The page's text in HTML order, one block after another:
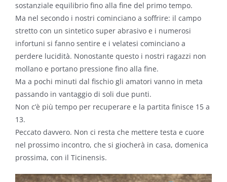
sostanziale equilibrio fino alla fine del primo tempo.
Ma nel secondo i nostri cominciano a soffrire: il campo
stretto con un sintetico super abrasivo e i numerosi
infortuni si fanno sentire e i velatesi cominciano a
perdere lucidità. Nonostante questo i nostri ragazzi non
mollano e portano pressione fino alla fine.
Ma a pochi minuti dal fischio gli amatori vanno in meta
passando in vantaggio di soli due punti.
Non c’è più tempo per recuperare e la partita finisce 15 a
13.
Peccato davvero. Non ci resta che mettere testa e cuore
nel prossimo incontro, che si giocherà in casa, domenica
prossima, con il Ticinensis.